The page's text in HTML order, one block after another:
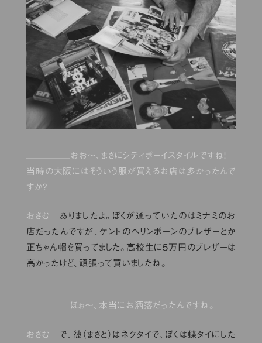
おお〜、まさにシティボーイスタイルですね！
当時の大阪にはそういう服が買えるお店は多かったんで
すか？
おさむ
ありましたよ。ぼくが通っていたのはミナミのお
店だったんですが、ケントのヘリンボーンのブレザーとか
正ちゃん帽を買ってました。高校生に５万円のブレザーは
高かったけど、頑張って買いましたね。
ほぉ〜、本当にお洒落だったんですね。
おさむ で、彼（まさと）はネクタイで、ぼくは蝶タイにした